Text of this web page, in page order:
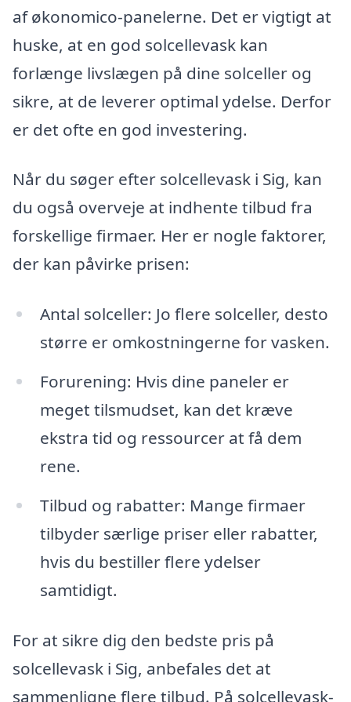
af økonomico-panelerne. Det er vigtigt at
huske, at en god solcellevask kan
forlænge livslægen på dine solceller og
sikre, at de leverer optimal ydelse. Derfor
er det ofte en god investering.
Når du søger efter solcellevask i Sig, kan
du også overveje at indhente tilbud fra
forskellige firmaer. Her er nogle faktorer,
der kan påvirke prisen:
Antal solceller: Jo flere solceller, desto
større er omkostningerne for vasken.
Forurening: Hvis dine paneler er
meget tilsmudset, kan det kræve
ekstra tid og ressourcer at få dem
rene.
Tilbud og rabatter: Mange firmaer
tilbyder særlige priser eller rabatter,
hvis du bestiller flere ydelser
samtidigt.
For at sikre dig den bedste pris på
solcellevask i Sig, anbefales det at
sammenligne flere tilbud. På solcellevask-